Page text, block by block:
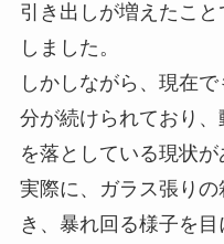
引き出しが増えたこ
しました。
しかしながら、現在
分が続けられており
を落としている現状が
実際に、ガラス張り
き、暴れ回る様子を